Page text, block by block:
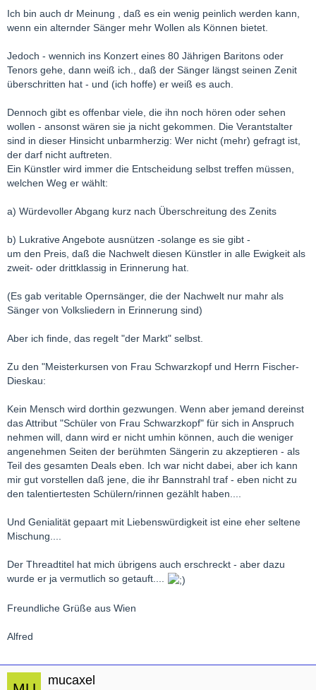
Ich bin auch dr Meinung , daß es ein wenig peinlich werden kann,
wenn ein alternder Sänger mehr Wollen als Können bietet.
Jedoch - wennich ins Konzert eines 80 Jährigen Baritons oder
Tenors gehe, dann weiß ich., daß der Sänger längst seinen Zenit
überschritten hat - und (ich hoffe) er weiß es auch.
Dennoch gibt es offenbar viele, die ihn noch hören oder sehen
wollen - ansonst wären sie ja nicht gekommen. Die Verantstalter
sind in dieser Hinsicht unbarmherzig: Wer nicht (mehr) gefragt ist,
der darf nicht auftreten.
Ein Künstler wird immer die Entscheidung selbst treffen müssen,
welchen Weg er wählt:
a) Würdevoller Abgang kurz nach Überschreitung des Zenits
b) Lukrative Angebote ausnützen -solange es sie gibt -
um den Preis, daß die Nachwelt diesen Künstler in alle Ewigkeit als
zweit- oder drittklassig in Erinnerung hat.
(Es gab veritable Opernsänger, die der Nachwelt nur mahr als
Sänger von Volksliedern in Erinnerung sind)
Aber ich finde, das regelt "der Markt" selbst.
Zu den "Meisterkursen von Frau Schwarzkopf und Herrn Fischer-
Dieskau:
Kein Mensch wird dorthin gezwungen. Wenn aber jemand dereinst
das Attribut "Schüler von Frau Schwarzkopf" für sich in Anspruch
nehmen will, dann wird er nicht umhin können, auch die weniger
angenehmen Seiten der berühmten Sängerin zu akzeptieren - als
Teil des gesamten Deals eben. Ich war nicht dabei, aber ich kann
mir gut vorstellen daß jene, die ihr Bannstrahl traf - eben nicht zu
den talentiertesten Schülern/rinnen gezählt haben....
Und Genialität gepaart mit Liebenswürdigkeit ist eine eher seltene
Mischung....
Der Threadtitel hat mich übrigens auch erschreckt - aber dazu
wurde er ja vermutlich so getauft....
Freundliche Grüße aus Wien
Alfred
mucaxel